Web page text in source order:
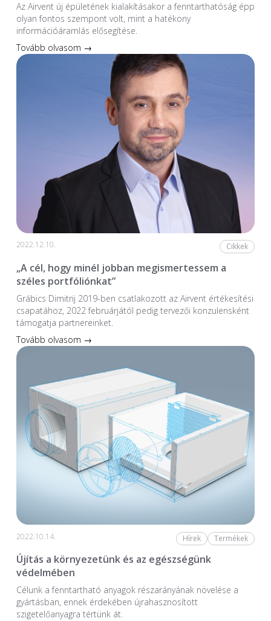
Az Airvent új épületének kialakításakor a fenntarthatóság épp
olyan fontos szempont volt, mint a hatékony
információáramlás elősegítése.
Tovább olvasom →
2022.12.10. Cikkek
„A cél, hogy minél jobban megismertessem a
széles portfóliónkat”
Grábics Dimitrij 2019-ben csatlakozott az Airvent értékesítési
csapatához, 2022 februárjától pedig tervezői konzulensként
támogatja partnereinket.
Tovább olvasom →
2022.10.14. Hírek Termékek
Újítás a környezetünk és az egészségünk
védelmében
Célunk a fenntartható anyagok részarányának növelése a
gyártásban, ennek érdekében újrahasznosított
szigetelőanyagra tértünk át.